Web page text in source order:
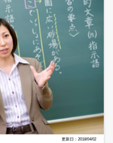
更新日：2018/04/02